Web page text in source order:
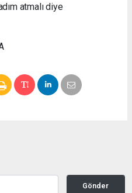
atmalı diye
Gönder